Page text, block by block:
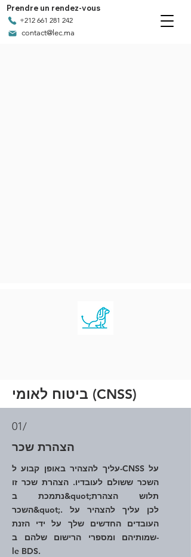
+212 661 281 242
contact@lec.ma
Prendre un rendez-vous
ביטוח לאומי (CNSS)
01/
הצהרת שכר
עליך להצהיר באופן קבוע ל-CNSS על
השכר ששולם לעובדיו. הצהרת שכר זו
נתמכת ב&quot;תלוש הצהרת
השכר&quot;. לכן עליך להצהיר על
העובדים החדשים שלך על ידי הזנת
שמותיהם ומספרי הרישום שלהם ב-
le BDS.